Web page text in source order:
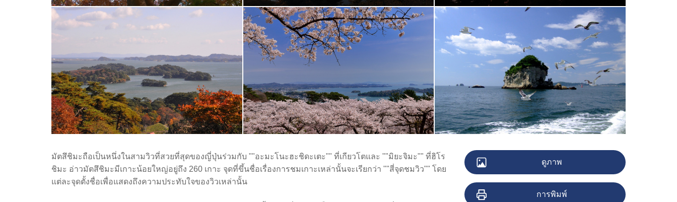
มัตสึชิมะถือเป็นหนึ่งในสามวิวที่สวยที่สุดของญี่ปุ่นร่วมกับ ""อะมะโนะฮะชิดะเตะ"" ที่เกียวโตและ ""มิยะจิมะ"" ที่ฮิโร
ชิมะ อ่าวมัตสึชิมะมีเกาะน้อยใหญ่อยู่ถึง 260 เกาะ จุดที่ขึ้นชื่อเรื่องการชมเกาะเหล่านั้นจะเรียกว่า ""สี่จุดชมวิว"" โดย
แต่ละจุดตั้งชื่อเพื่อแสดงถึงความประทับใจของวิวเหล่านั้น
ดูภาพ
การพิมพ์